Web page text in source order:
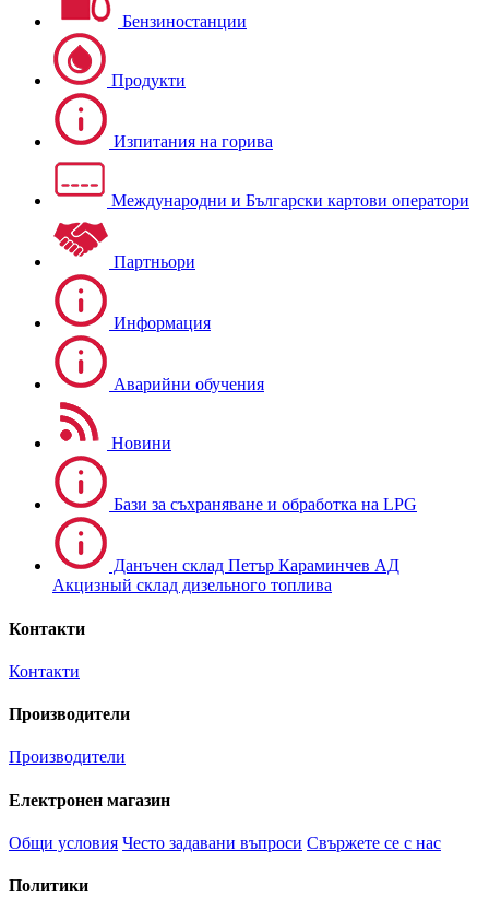
Бензиностанции
Продукти
Изпитания на горива
Международни и Български картови оператори
Партньори
Информация
Аварийни обучения
Новини
Бази за съхраняване и обработка на LPG
Данъчен склад Петър Караминчев АД
Акцизный склад дизельного топлива
Контакти
Контакти
Производители
Производители
Електронен магазин
Общи условия Често задавани въпроси Свържете се с нас
Политики